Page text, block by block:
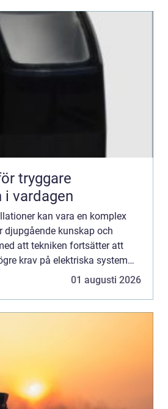
tryggare
vardagen
kan vara en komplex
djupgående kunskap och
att tekniken fortsätter att
krav på elektriska system
01 augusti 2026